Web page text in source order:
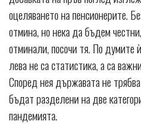
оцеляването на пенсионерите.
отмина, но нека да бъдем
отминали, посочи тя. По думите
лева не са статистика, а са
Според нея държавата не
бъдат разделени на две
пандемията.